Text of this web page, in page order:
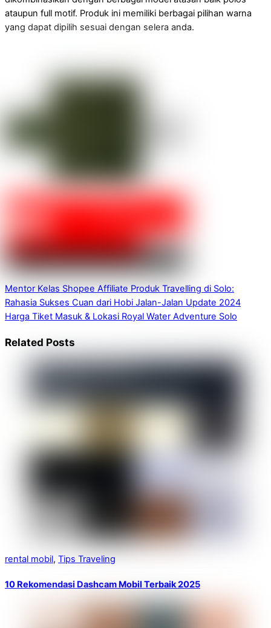
ataupun full motif. Produk ini memiliki berbagai pilihan warna
yang dapat dipilih sesuai dengan selera anda.
Mentor Kelas Shopee Affiliate Produk Travelling di Solo:
Rahasia Sukses Cuan dari Hobi Jalan-Jalan Update 2024
Harga Tiket Masuk & Lokasi Royal Water Adventure Solo
Related Posts
rental mobil, Tips Traveling
10 Rekomendasi Dashcam Mobil Terbaik 2025